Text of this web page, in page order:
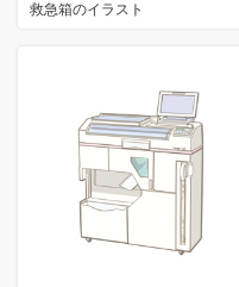
救急箱のイラスト